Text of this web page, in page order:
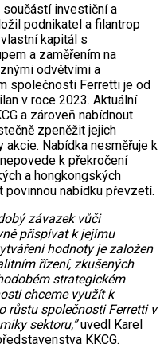
součástí investiční a
podnikatel a filantrop
kapitál s
a zaměřením na
odvětvími a
společnosti Ferretti je od
v roce 2023. Aktuální
a zároveň nabídnout
zpeněžit jejich
Nabídka nesměřuje k
k překročení
a hongkongských
nabídku převzetí.
závazek vůči
přispívat k jejímu
hodnoty je založen
řízení, zkušených
strategickém
chceme využít k
růstu společnosti Ferretti v
sektoru,”uvedl Karel
KKCG.